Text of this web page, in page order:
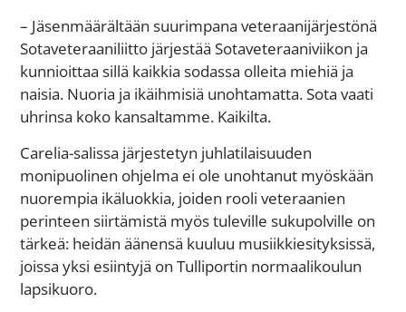
– Jäsenmäärältään suurimpana veteraanijärjestönä
Sotaveteraaniliitto järjestää Sotaveteraaniviikon ja
kunnioittaa sillä kaikkia sodassa olleita miehiä ja
naisia. Nuoria ja ikäihmisiä unohtamatta. Sota vaati
uhrinsa koko kansaltamme. Kaikilta.
Carelia-salissa järjestetyn juhlatilaisuuden
monipuolinen ohjelma ei ole unohtanut myöskään
nuorempia ikäluokkia, joiden rooli veteraanien
perinteen siirtämistä myös tuleville sukupolville on
tärkeä: heidän äänensä kuuluu musiikkiesityksissä,
joissa yksi esiintyjä on Tulliportin normaalikoulun
lapsikuoro.